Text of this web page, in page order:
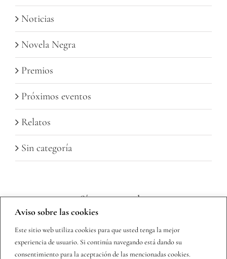
Aviso sobre las cookies
Este sitio web utiliza cookies para que usted tenga la mejor
experiencia de usuario. Si continúa navegando está dando su
consentimiento para la aceptación de las mencionadas cookies.
Noticias
Novela Negra
Premios
Próximos eventos
Relatos
Sin categoría
Sígueme en redes